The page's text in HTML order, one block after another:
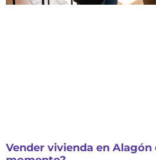
Vender vivienda en Alagón